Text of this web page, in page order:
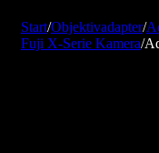
Start/Objektivadapter/
Fuji X-Serie Kamera/